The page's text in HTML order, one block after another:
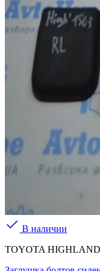
В наличии
TOYOTA